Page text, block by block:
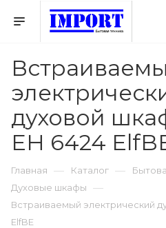
духовой
EH 6424
Главная — Каталог —
Духовые шкафы —
Встраиваемый электрический
ElfBE